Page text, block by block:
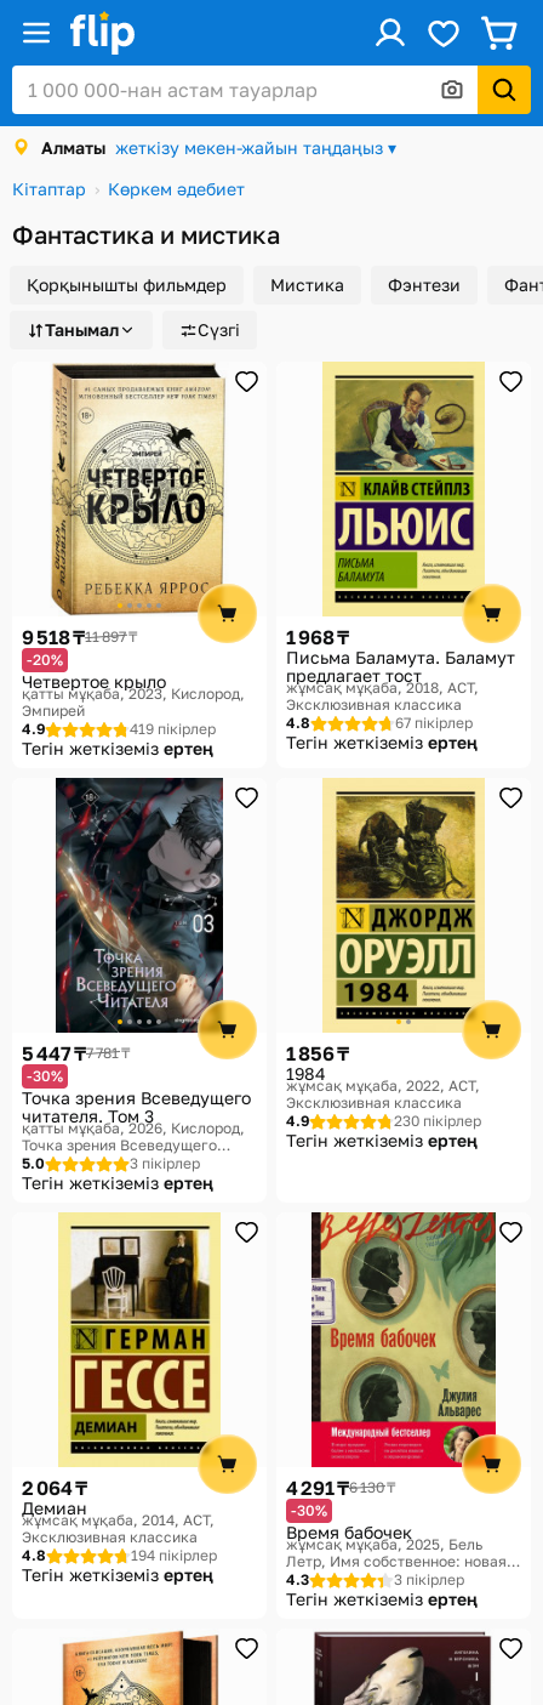
Алматы жеткізу мекен-жайын таңдаңыз ▾
Кітаптар
Көркем әдебиет
Фантастика и мистика
Қорқынышты фильмдер Мистика Фэнтези
Танымал Сүзгі
9 518 ₸11 897 ₸
-20%
Четвертое крыло
қатты мұқаба, 2023 Кислород,
Эмпирей
4.9
419 пікірлер
Тегін жеткіземіз ертең
1 968 ₸
Письма Баламута. Баламут
предлагает тост
жұмсақ мұқаба, 2018 АСТ,
Эксклюзивная классика
4.8
67 пікірлер
Тегін жеткіземіз ертең
5 447 ₸7 781 ₸
-30%
Точка зрения Всеведущего
читателя. Том 3
қатты мұқаба, 2026 Кислород,
Точка зрения Всеведущего
читателя
5.0 3 пікірлер
Тегін жеткіземіз ертең
1 856 ₸
1984
жұмсақ мұқаба, 2022 АСТ,
Эксклюзивная классика
4.9
230 пікірлер
Тегін жеткіземіз ертең
2 064 ₸
Демиан
жұмсақ мұқаба, 2014 АСТ,
Эксклюзивная классика
4.8
194 пікірлер
Тегін жеткіземіз ертең
4 291 ₸6 130 ₸
-30%
Время бабочек
жұмсақ мұқаба, 2025 Бель
Летр, Имя собственное: новая
классика
4.3 3 пікірлер
Тегін жеткіземіз ертең
Кіру / Тіркеу
Каталог
Жеңілдіктер мен акциялар
Сыйлық карталары
Тапсырыстар
Сәлемдемелер
Алматы
Себет
Таңдаулы
Қарап шығулар тарихы
Көмек
Жеткізу әдістері
Төлем әдістері